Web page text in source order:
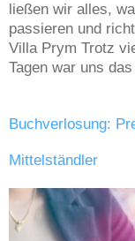
ließen wir alles,
passieren und
Villa Prym Trotz
Tagen war uns
Buchverlosung:
Mittelständler